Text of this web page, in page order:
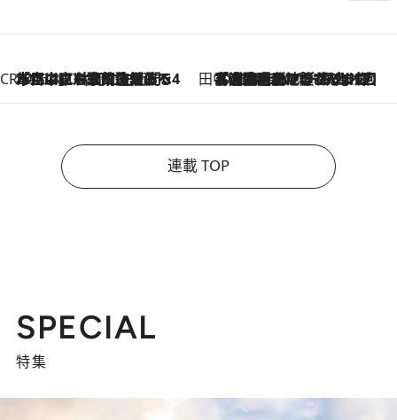
CREA'S CHOICE
2026.8.7
「立川にも歌舞伎があるんだよ」 片岡仁左衛門・市川中車ら豪華座組みで4年目の立川立飛歌舞伎へ 田中稲の勝手に再ブーム
2026.8.7
「湘南乃風に憧れて」観客大盛上がりの“タオル回し”に、ラッパー顔負けの高速歌唱まで…さだまさし（74）のアグレッシブすぎる現在地
連載 TOP
SPECIAL
特集